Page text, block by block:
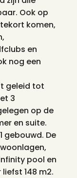
Ook op
komen,
en
nog een
geleid tot
3
op de
en suite.
gebouwd. De
pool en
148 m2.